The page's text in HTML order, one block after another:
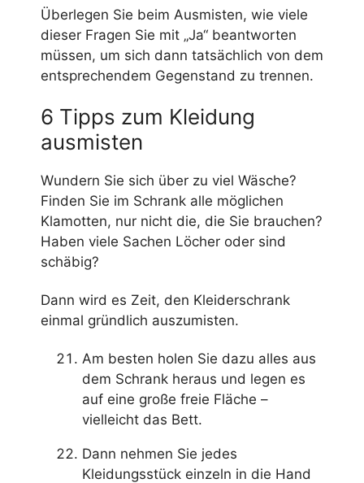
Überlegen Sie beim Ausmisten, wie viele
dieser Fragen Sie mit „Ja“ beantworten
müssen, um sich dann tatsächlich von dem
entsprechendem Gegenstand zu trennen.
6 Tipps zum Kleidung
ausmisten
Wundern Sie sich über zu viel Wäsche?
Finden Sie im Schrank alle möglichen
Klamotten, nur nicht die, die Sie brauchen?
Haben viele Sachen Löcher oder sind
schäbig?
Dann wird es Zeit, den Kleiderschrank
einmal gründlich auszumisten.
Am besten holen Sie dazu alles aus
dem Schrank heraus und legen es
auf eine große freie Fläche –
vielleicht das Bett.
Dann nehmen Sie jedes
Kleidungsstück einzeln in die Hand